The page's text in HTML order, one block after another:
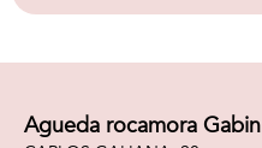
Agueda rocamora Gabin